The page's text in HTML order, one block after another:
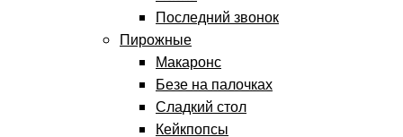
Последний звонок
Пирожные
Макаронс
Безе на палочках
Сладкий стол
Кейкпопсы